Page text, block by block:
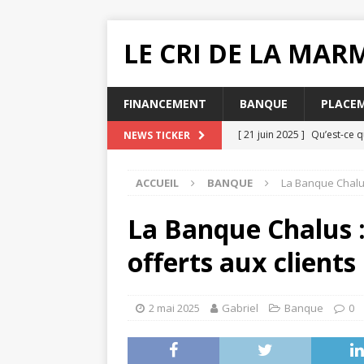
LE CRI DE LA
FINANCEMENT BANQUE
NEWS TICKER [ 21 juin 2025 ] Qu’est-ce
MUTUELLE SANTÉ
[ 19 juin 2025 ]
Quelle
[ 31 juillet 2025 ]
ACCUEIL BANQUE La Banque
La Banque
offerts aux clients
2 mai 2025 Gabriel Banque 0